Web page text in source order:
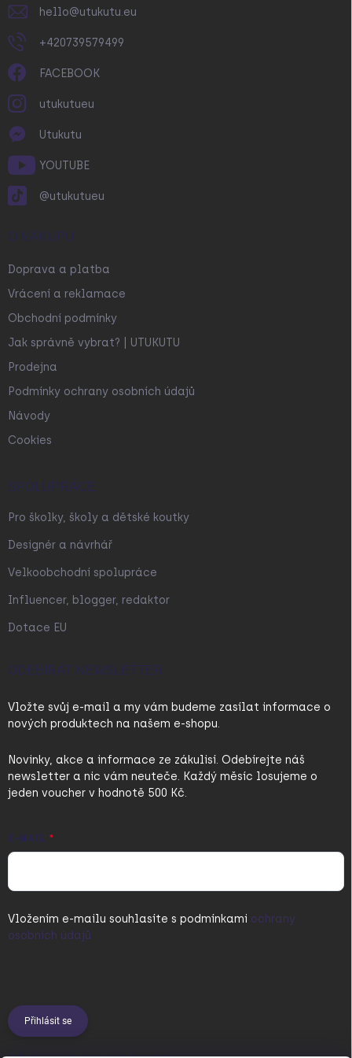
hello@utukutu.eu
+420739579499
FACEBOOK
utukutueu
Utukutu
YOUTUBE
@utukutueu
O NÁKUPU
Doprava a platba
Vrácení a reklamace
Obchodní podmínky
Jak správně vybrat? | UTUKUTU
Prodejna
Podmínky ochrany osobních údajů
Návody
Cookies
SPOLUPRÁCE
Pro školky, školy a dětské koutky
Designér a návrhář
Velkoobchodní spolupráce
Influencer, blogger, redaktor
Dotace EU
ODEBÍRAT NEWSLETTER
Vložte svůj e-mail a my vám budeme zasílat informace o
nových produktech na našem e-shopu.
Novinky, akce a informace ze zákulisí. Odebírejte náš
newsletter a nic vám neuteče. Každý měsíc losujeme o
jeden voucher v hodnotě 500 Kč.
E-MAIL
Vložením e-mailu souhlasíte s podmínkami ochrany
osobních údajů
Přihlásit se